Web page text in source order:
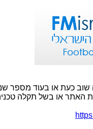
שוב כעת או בעוד מספר
האתר או בשל תקלה